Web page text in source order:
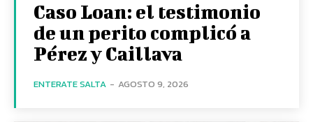
Caso Loan: el testimonio
de un perito complicó a
Pérez y Caillava
ENTERATE SALTA - AGOSTO 9, 2026